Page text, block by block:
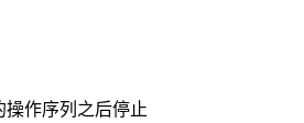
作序列之后停止